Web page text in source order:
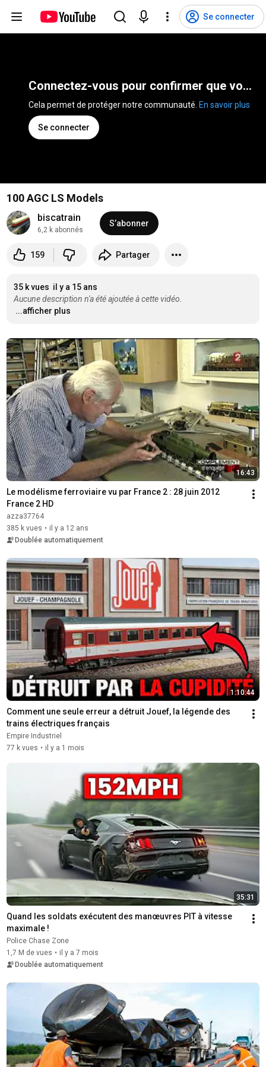
Se connecter
Connectez-vous pour confirmer que vous n'êtes pas un robot
En savoir plus
Se connecter
100 AGC LS Models
biscatrain
6,2 k abonnés
S’abonner
159 Partager
35 k vues il y a 15 ans
Aucune description n'a été ajoutée à cette vidéo.
...afficher plus
16:43
Le modélisme ferroviaire vu par France 2 : 28 juin 2012
France 2 HD
azza37764
385 k vues • il y a 12 ans
Doublée automatiquement
1:10:44
Comment une seule erreur a détruit Jouef, la légende des
trains électriques français
Empire Industriel
77 k vues • il y a 1 mois
35:31
Quand les soldats exécutent des manœuvres PIT à vitesse
maximale !
Police Chase Zone
1,7 M de vues • il y a 7 mois
Doublée automatiquement